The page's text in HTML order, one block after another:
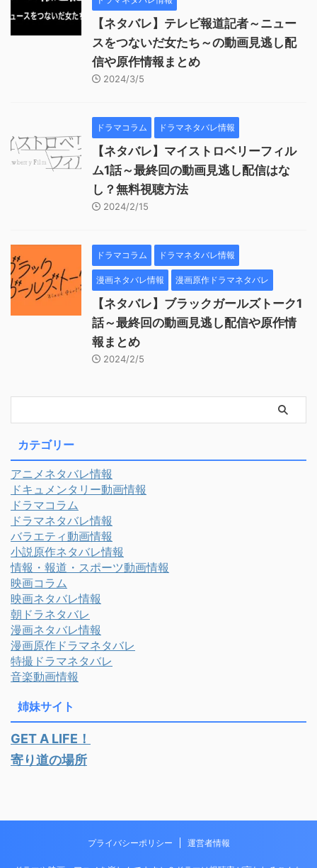
【ネタバレ】テレビ報道記者～ニュー
スをつないだ女たち～の動画見逃し配
信や原作情報まとめ
2024/3/5
ドラマコラム ドラマネタバレ情報
【ネタバレ】マイストロベリーフィル
ム1話～最終回の動画見逃し配信はな
し？無料視聴方法
2024/2/15
ドラマコラム ドラマネタバレ情報
漫画ネタバレ情報 漫画原作ドラマネタバレ
【ネタバレ】ブラックガールズトーク1
話～最終回の動画見逃し配信や原作情
報まとめ
2024/2/5
カテゴリー
アニメネタバレ情報
ドキュメンタリー動画情報
ドラマコラム
ドラマネタバレ情報
バラエティ動画情報
小説原作ネタバレ情報
情報・報道・スポーツ動画情報
映画コラム
映画ネタバレ情報
朝ドラネタバレ
漫画ネタバレ情報
漫画原作ドラマネタバレ
特撮ドラマネタバレ
音楽動画情報
姉妹サイト
GET A LIFE！
寄り道の場所
プライバシーポリシー 運営者情報